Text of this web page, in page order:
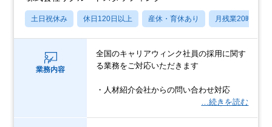
土日祝休み 休日120日以上 産休・育休あり 月残業20時間以
業務内容
全国のキャリアウィンク社員の採用に関す
る業務をご対応いただきます
・人材紹介会社からの問い合わせ対応
…続きを読む